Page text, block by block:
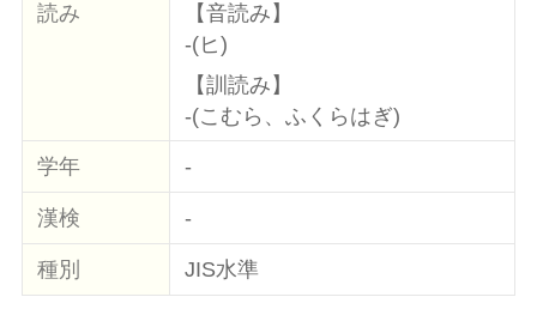
読み
【音読み】
-(ヒ)
【訓読み】
-(こむら、ふくらはぎ)
学年 -
漢検 -
種別 JIS水準